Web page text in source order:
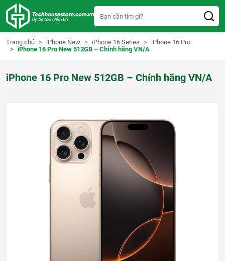
Trang chủ iPhone New iPhone 16 Series
iPhone 16 Pro
iPhone 16 Pro New 512GB – Chính hãng VN/A
iPhone 16 Pro New 512GB – Chính hãng VN/A